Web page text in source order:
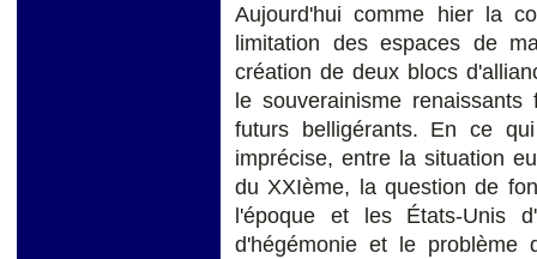
Aujourd'hui comme hier la
limitation des espaces de
création de deux blocs
le souverainisme
futurs belligérants. En ce
imprécise, entre la situation
du XXIème, la question de
l'époque et les États-Unis
d'hégémonie et le problème